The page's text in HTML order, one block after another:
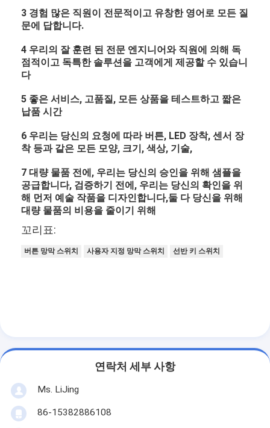
3 경험 많은 직원이 전문적이고 유창한 영어로 모든 질
문에 답합니다.
4 우리의 잘 훈련 된 전문 엔지니어와 직원에 의해 독
점적이고 독특한 솔루션을 고객에게 제공할 수 있습니
다
5 좋은 서비스, 고품질, 모든 상품을 테스트하고 짧은
납품 시간
6 우리는 당신의 요청에 따라 버튼, LED 장착, 센서 장
착 등과 같은 모든 모양, 크기, 색상, 기술,
7 대량 물품 전에, 우리는 당신의 승인을 위해 샘플을
공급합니다, 검증하기 전에, 우리는 당신의 확인을 위
해 먼저 예술 작품을 디자인합니다,둘 다 당신을 위해
대량 물품의 비용을 줄이기 위해
꼬리표:
버튼 망막 스위치 사용자 지정 망막 스위치 선반 키 스위치
연락처 세부 사항
Ms. LiJing
86-15382886108